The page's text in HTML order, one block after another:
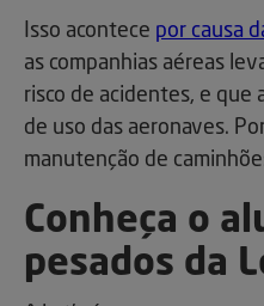
Isso acontece por causa
as companhias aéreas
risco de acidentes, e que
de uso das aeronaves.
manutenção de
Conheça o
pesados da